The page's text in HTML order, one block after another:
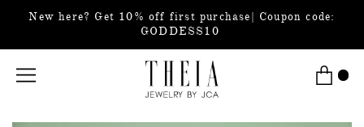
New here? Get 10% off first purchase| Coupon code:
GODDESS10